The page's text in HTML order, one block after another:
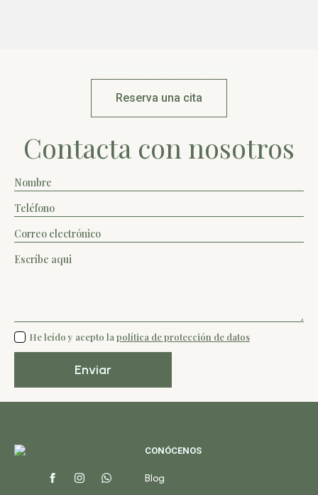
Reserva una cita
Contacta con nosotros
Nombre
*
Teléfono
*
Email
*
Mensaje
*
protección
*
He leído y acepto la política de protección de datos
Enviar
CONÓCENOS
Blog